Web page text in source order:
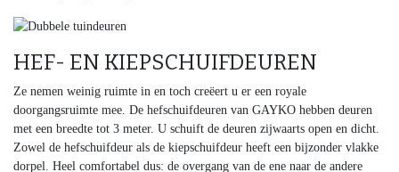
HEF- EN KIEPSCHUIFDEUREN
Ze nemen weinig ruimte in en toch creëert u er een royale
doorgangsruimte mee. De hefschuifdeuren van GAYKO hebben deuren
met een breedte tot 3 meter. U schuift de deuren zijwaarts open en dicht.
Zowel de hefschuifdeur als de kiepschuifdeur heeft een bijzonder vlakke
dorpel. Heel comfortabel dus: de overgang van de ene naar de andere